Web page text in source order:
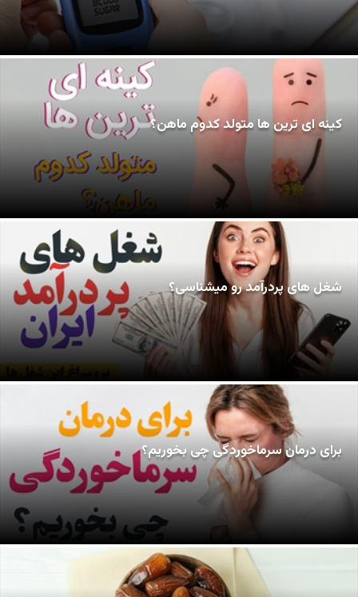
کینه ای ترین ها متولد کدوم ماهن؟
شغل های پردرآمد رو میشناسی؟
برای درمان سرماخوردگی چی بخوریم؟